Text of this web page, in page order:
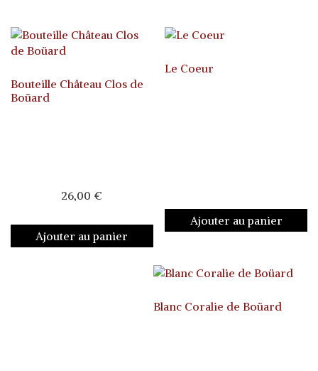
Bouteille Château Clos de
Boüard
26,00 €
Ajouter au panier
Le Coeur
Ajouter au panier
Blanc Coralie de Boüard